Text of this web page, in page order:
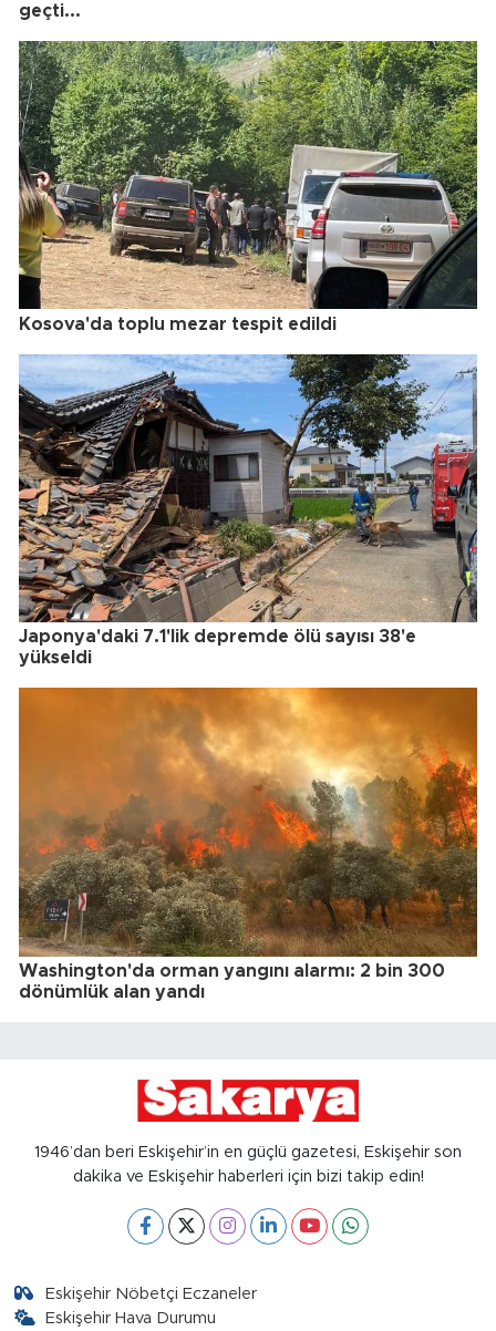
geçti...
Kosova'da toplu mezar tespit edildi
Japonya'daki 7.1'lik depremde ölü sayısı 38'e
yükseldi
Washington'da orman yangını alarmı: 2 bin 300
dönümlük alan yandı
1946’dan beri Eskişehir’in en güçlü gazetesi, Eskişehir son
dakika ve Eskişehir haberleri için bizi takip edin!
Eskişehir Nöbetçi Eczaneler
Eskişehir Hava Durumu